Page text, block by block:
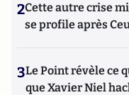
2Cette autre crise
se profile après
3Le Point révèle ce
que Xavier Niel